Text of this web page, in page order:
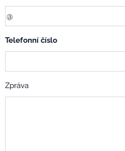
Telefonní číslo
Zpráva